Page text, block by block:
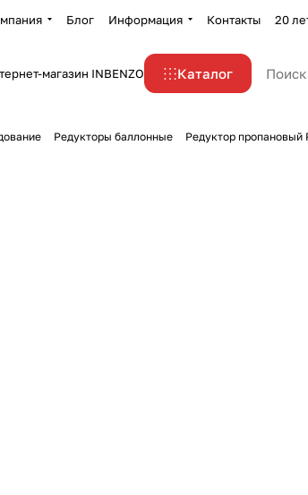
Блог Информация Контакты 20
магазин INBENZO Каталог
Редукторы баллонные Редуктор